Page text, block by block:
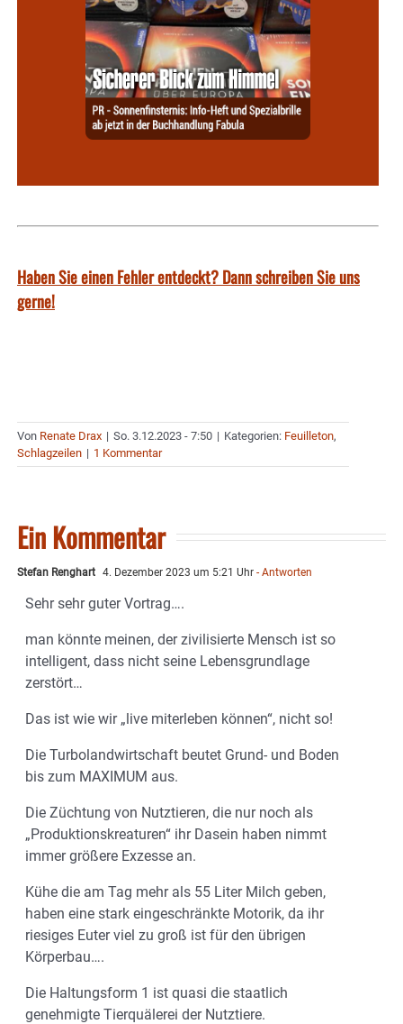
Haben Sie einen Fehler entdeckt? Dann schreiben Sie uns
gerne!
Von Renate Drax | So. 3.12.2023 - 7:50 | Kategorien: Feuilleton,
Schlagzeilen | 1 Kommentar
Ein Kommentar
Stefan Renghart 4. Dezember 2023 um 5:21 Uhr - Antworten
Sehr sehr guter Vortrag….
man könnte meinen, der zivilisierte Mensch ist so
intelligent, dass nicht seine Lebensgrundlage
zerstört…
Das ist wie wir „live miterleben können“, nicht so!
Die Turbolandwirtschaft beutet Grund- und Boden
bis zum MAXIMUM aus.
Die Züchtung von Nutztieren, die nur noch als
„Produktionskreaturen“ ihr Dasein haben nimmt
immer größere Exzesse an.
Kühe die am Tag mehr als 55 Liter Milch geben,
haben eine stark eingeschränkte Motorik, da ihr
riesiges Euter viel zu groß ist für den übrigen
Körperbau….
Die Haltungsform 1 ist quasi die staatlich
genehmigte Tierquälerei der Nutztiere.